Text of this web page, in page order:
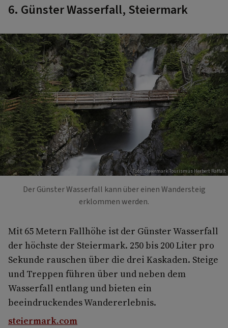
6. Günster Wasserfall, Steiermark
Foto: Steiermark Tourismus Herbert Raffalt
Der Günster Wasserfall kann über einen Wandersteig
erklommen werden.
Mit 65 Metern Fallhöhe ist der Günster Wasserfall
der höchste der Steiermark. 250 bis 200 Liter pro
Sekunde rauschen über die drei Kaskaden. Steige
und Treppen führen über und neben dem
Wasserfall entlang und bieten ein
beeindruckendes Wandererlebnis.
steiermark.com